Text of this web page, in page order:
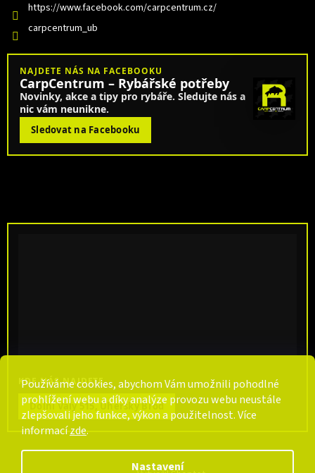
Používáme cookies, abychom Vám umožnili pohodlné
prohlížení webu a díky analýze provozu webu neustále
zlepšovali jeho funkce, výkon a použitelnost. Více
informacízde.
Nastavení
https://www.facebook.com/carpcentrum.cz/
carpcentrum_ub
NAJDETE NÁS NA FACEBOOKU
CarpCentrum – Rybářské potřeby
Novinky, akce a tipy pro rybáře. Sledujte nás a
nic vám neunikne.
Sledovat na Facebooku
KDE NÁS NAJDETE
Dolní Valy 515, Uherský Brod